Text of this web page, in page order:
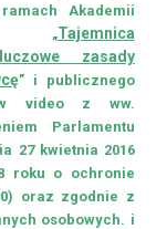
Akademii
„Tajemnica
zasady
” i publicznego
video z ww.
Parlamentu
27 kwietnia 2016
roku o ochronie
oraz zgodnie z
osobowych. i